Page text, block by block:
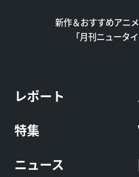
新作＆おすすめアニ
「月刊ニュータ
レポート
特集
ニュース